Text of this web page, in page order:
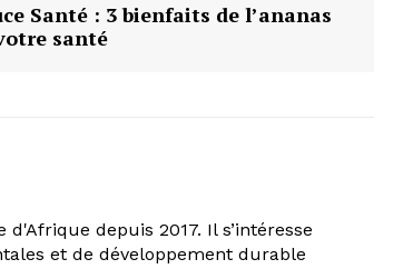
Santé : 3 bienfaits de l’ananas
santé
depuis 2017. Il s’intéresse
et de développement durable